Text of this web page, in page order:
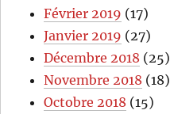
Février 2019 (17)
Janvier 2019 (27)
Décembre 2018 (25)
Novembre 2018 (18)
Octobre 2018 (15)